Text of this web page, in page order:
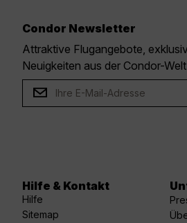
Condor Newsletter
Attraktive Flugangebote,
Neuigkeiten aus der Condor-
Hilfe & Kontakt
Hilfe
Sitemap
linkedin youtubespotify